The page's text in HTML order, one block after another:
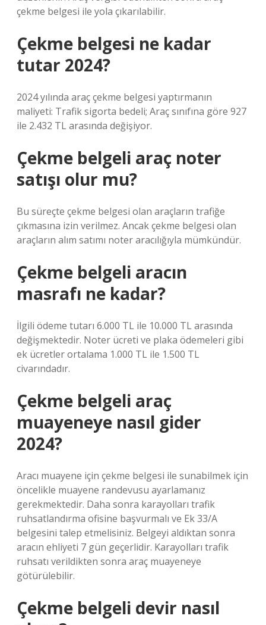
çekme belgesi ile yola çıkarılabilir.
Çekme belgesi ne kadar
tutar 2024?
2024 yılında araç çekme belgesi yaptırmanın
maliyeti: Trafik sigorta bedeli; Araç sınıfına göre 927
ile 2.432 TL arasında değişiyor.
Çekme belgeli araç noter
satışı olur mu?
Bu süreçte çekme belgesi olan araçların trafiğe
çıkmasına izin verilmez. Ancak çekme belgesi olan
araçların alım satımı noter aracılığıyla mümkündür.
Çekme belgeli aracın
masrafı ne kadar?
İlgili ödeme tutarı 6.000 TL ile 10.000 TL arasında
değişmektedir. Noter ücreti ve plaka ödemeleri gibi
ek ücretler ortalama 1.000 TL ile 1.500 TL
civarındadır.
Çekme belgeli araç
muayeneye nasıl gider
2024?
Aracı muayene için çekme belgesi ile sunabilmek için
öncelikle muayene randevusu ayarlamanız
gerekmektedir. Daha sonra karayolları trafik
ruhsatlandırma ofisine başvurmalı ve Ek 33/A
belgesini talep etmelisiniz. Belgeyi aldıktan sonra
aracın ehliyeti 7 gün geçerlidir. Karayolları trafik
ruhsatı verildikten sonra araç muayeneye
götürülebilir.
Çekme belgeli devir nasıl